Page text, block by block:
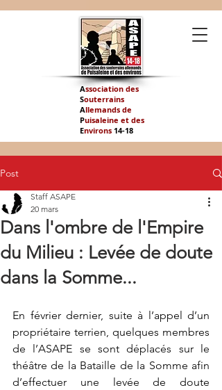
Association des
Souterrains
Allemands de
Puisaleine et des
Environs 14-18
Post
Dans l'ombre de l'Empire
du Milieu : Levée de doute
dans la Somme...
Staff ASAPE
20 mars
En février dernier, suite à l’appel d’un
propriétaire terrien, quelques membres
de l’ASAPE se sont déplacés sur le
théâtre de la Bataille de la Somme afin
d’effectuer une levée de doute